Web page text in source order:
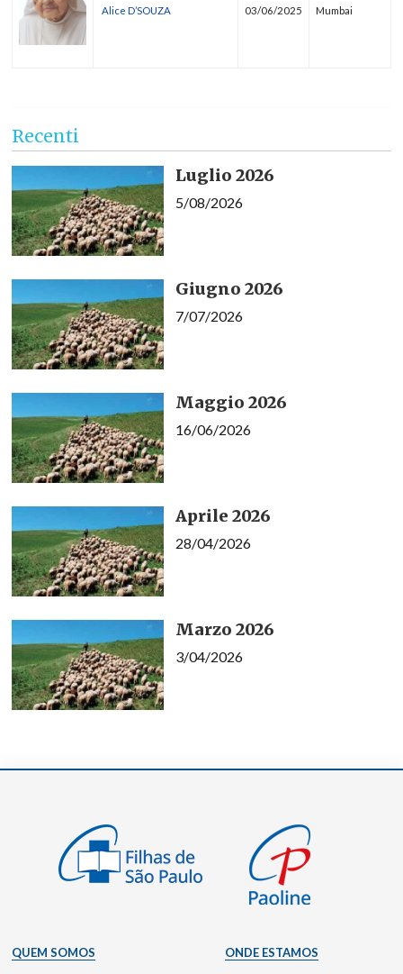
Alice D’SOUZA 03/06/2025 Mumbai
Recenti
Luglio 2026
5/08/2026
Giugno 2026
7/07/2026
Maggio 2026
16/06/2026
Aprile 2026
28/04/2026
Marzo 2026
3/04/2026
QUEM SOMOS
ONDE ESTAMOS